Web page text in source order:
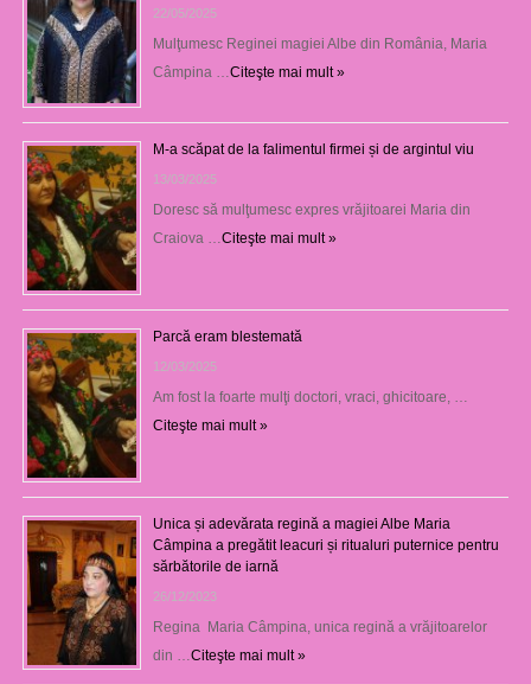
22/05/2025
Mulţumesc Reginei magiei Albe din România, Maria
Câmpina … Citeşte mai mult »
M-a scăpat de la falimentul firmei și de argintul viu
13/03/2025
Doresc să mulţumesc expres vrăjitoarei Maria din
Craiova … Citeşte mai mult »
Parcă eram blestemată
12/03/2025
Am fost la foarte mulţi doctori, vraci, ghicitoare, …
Citeşte mai mult »
Unica și adevărata regină a magiei Albe Maria
Câmpina a pregătit leacuri și ritualuri puternice pentru
sărbătorile de iarnă
26/12/2023
Regina Maria Câmpina, unica regină a vrăjitoarelor
din … Citeşte mai mult »